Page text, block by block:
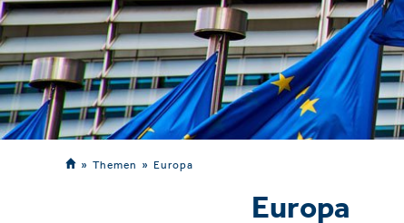
Themen Europa
Europa